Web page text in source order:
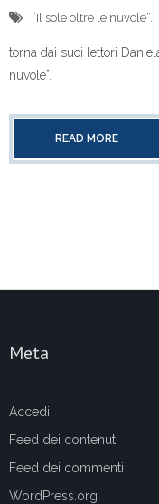
“Il sole oltre le nuvole”.,
torna dai suoi lettori
nuvole”.
READ MORE
Meta
Accedi
Feed dei contenuti
Feed dei commenti
WordPress.org